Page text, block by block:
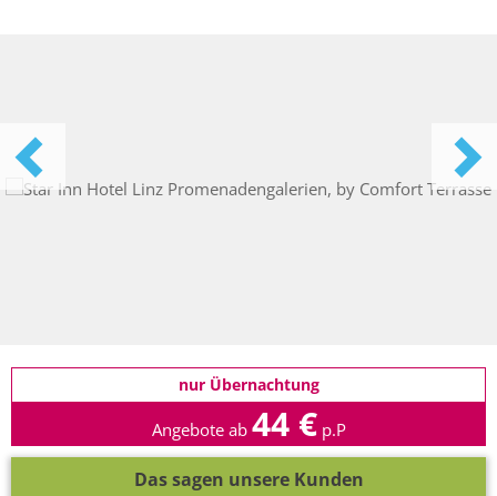
nur Übernachtung
Angebote ab 44 € p.P
Das sagen unsere Kunden